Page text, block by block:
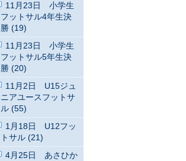
11月23日 小学生
フットサル4年生決
勝 (19)
11月23日 小学生
フットサル5年生決
勝 (20)
11月2日 U15ジュ
ニアユースフットサ
ル (55)
1月18日 U12フッ
トサル (21)
4月25日 あさひか